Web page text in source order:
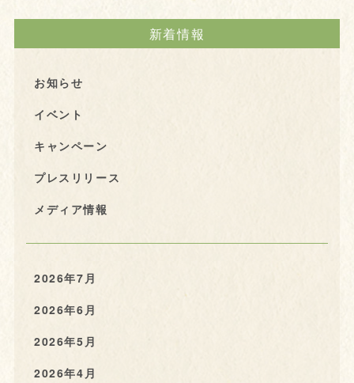
新着情報
お知らせ
イベント
キャンペーン
プレスリリース
メディア情報
2026年7月
2026年6月
2026年5月
2026年4月